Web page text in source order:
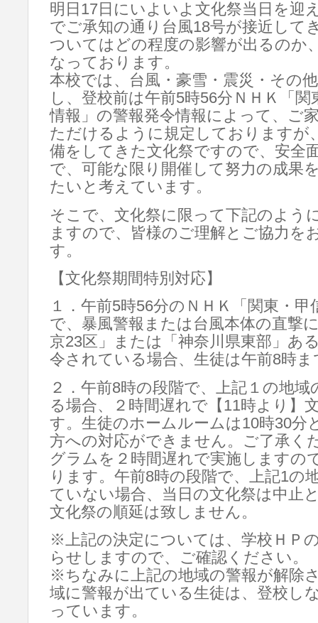
明日17日にいよいよ文化祭当日を迎
でご承知の通り台風18号が接近して
ついてはどの程度の影響が出るのか
なっております。
本校では、台風・豪雪・震災・その
し、登校前は午前5時56分ＮＨＫ「
情報」の警報発令情報によって、ご
ただけるように規定しておりますが
備をしてきた文化祭ですので、安全
で、可能な限り開催して努力の成果
たいと考えています。
そこで、文化祭に限って下記のよう
ますので、皆様のご理解とご協力を
す。
【文化祭期間特別対応】
１．午前5時56分のＮＨＫ「関東・
で、暴風警報または台風本体の直撃
京23区」または「神奈川県東部」あ
令されている場合、生徒は午前8時
２．午前8時の段階で、上記１の地
る場合、２時間遅れで【11時より】
す。生徒のホームルームは10時30分
方への対応ができません。ご了承く
グラムを２時間遅れで実施しますの
ります。午前8時の段階で、上記1の
ていない場合、当日の文化祭は中止
文化祭の順延は致しません。
※上記の決定については、学校ＨＰ
らせしますので、ご確認ください。
※ちなみに上記の地域の警報が解除
域に警報が出ている生徒は、登校し
っています。